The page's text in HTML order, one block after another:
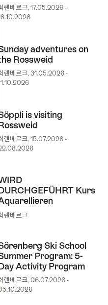
렌베르크, 17.05.2026 -
adventures on
Rossweid
렌베르크, 31.05.2026 -
is visiting
렌베르크, 15.07.2026 -
Kurs
렌베르크
Ski School
Program: 5-
Activity Program
렌베르크, 06.07.2026 -